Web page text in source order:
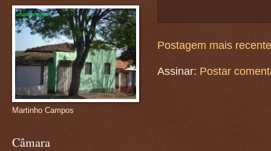
Postagem mais recente
Assinar: Postar
Martinho Campos
Câmara